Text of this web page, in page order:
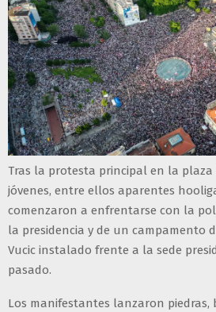
Tras la protesta principal en la plaza
jóvenes, entre ellos aparentes
comenzaron a enfrentarse con la
la presidencia y de un campamento
Vucic instalado frente a la sede
pasado.
Los manifestantes lanzaron piedras,